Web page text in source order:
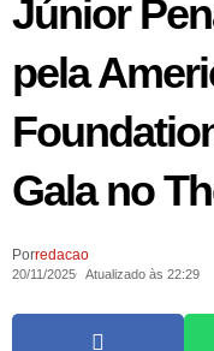
Júnior
pela
Gala no
Porredacao
20/11/2025 Atualizado às 22:29